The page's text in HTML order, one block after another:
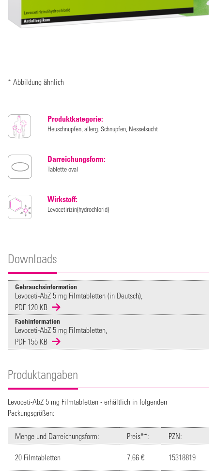
* Abbildung ähnlich
Produktkategorie:
Heuschnupfen, allerg. Schnupfen, Nesselsucht
Darreichungsform:
Tablette oval
Wirkstoff:
Levocetirizin(hydrochlorid)
Downloads
Gebrauchsinformation
Levoceti-AbZ 5 mg Filmtabletten (in Deutsch),
PDF 120 KB
Fachinformation
Levoceti-AbZ 5 mg Filmtabletten,
PDF 155 KB
Produktangaben
Levoceti-AbZ 5 mg Filmtabletten - erhältlich in folgenden
Packungsgrößen:
Menge und Darreichungsform: Preis**: PZN:
20 Filmtabletten 7,66 € 15318819